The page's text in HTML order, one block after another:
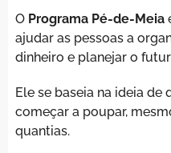
O Programa Pé-de-Meia
ajudar as pessoas a
dinheiro e planejar o
Ele se baseia na ideia
começar a poupar,
quantias.